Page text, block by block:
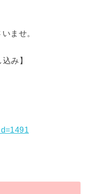
ませ。
み】